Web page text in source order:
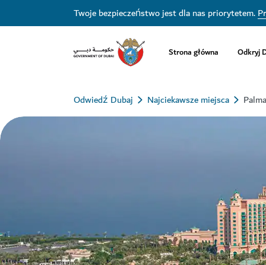
Twoje bezpieczeństwo jest dla nas priorytetem.
Strona główna Odkryj
Odwiedź Dubaj Najciekawsze miejsca